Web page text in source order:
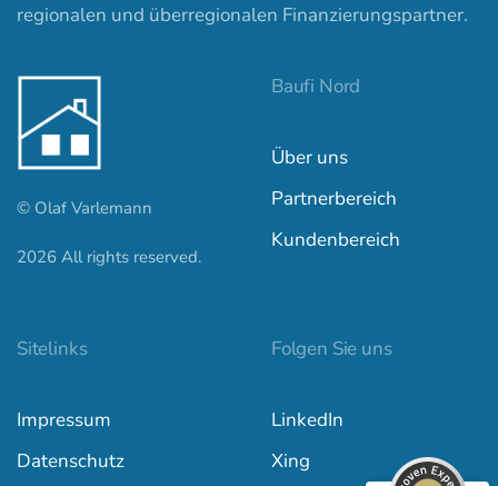
regionalen und überregionalen Finanzierungspartner.
© Olaf Varlemann
2026 All rights reserved.
Baufi Nord
Über uns
Partnerbereich
Kundenbereich
Sitelinks
Impressum
Datenschutz
Folgen Sie uns
LinkedIn
Xing
baufi-nord.de